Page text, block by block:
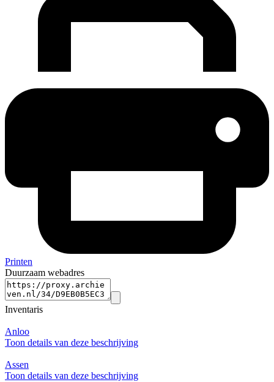
Printen
Duurzaam webadres
Inventaris
Anloo
Toon details van deze beschrijving
Assen
Toon details van deze beschrijving